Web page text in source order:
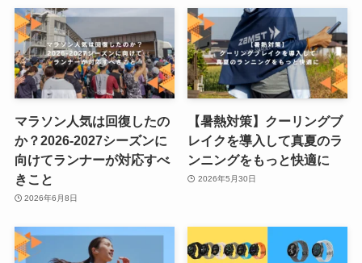
マラソン人気は回復したの
か？2026-2027シーズンに
向けてランナーが対応すべ
きこと
2026年6月8日
【暑熱対策】クーリングブ
レイクを導入して真夏のラ
ンニングをもっと快適に
2026年5月30日